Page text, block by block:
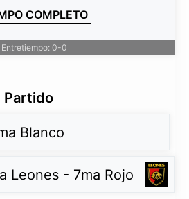
COMPLETO
Entretiempo: 0-0
Partido
Blanco
Leones - 7ma Rojo